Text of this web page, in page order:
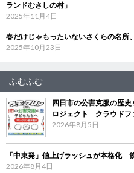
ランドむさしの村」
2025年11月4日
春だけじゃもったいないさくらの名所
2025年10月23日
ふむふむ
四日市の公害克服の歴
ロジェクト クラウドフ
2026年8月5日
「中東発」値上げラッシュが本格化
2026年8月4日